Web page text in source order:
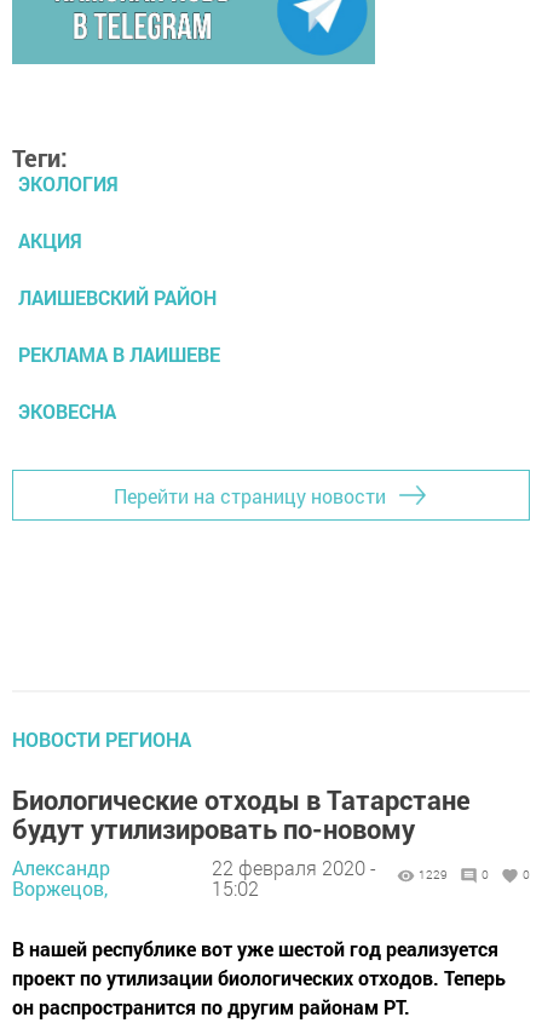
Теги:
ЭКОЛОГИЯ
АКЦИЯ
ЛАИШЕВСКИЙ РАЙОН
РЕКЛАМА В ЛАИШЕВЕ
ЭКОВЕСНА
Перейти на страницу новости
НОВОСТИ РЕГИОНА
Биологические отходы в Татарстане
будут утилизировать по-новому
Александр
Воржецов,
22 февраля 2020 -
15:02
1229 0 0
В нашей республике вот уже шестой год реализуется
проект по утилизации биологических отходов. Теперь
он распространится по другим районам РТ.